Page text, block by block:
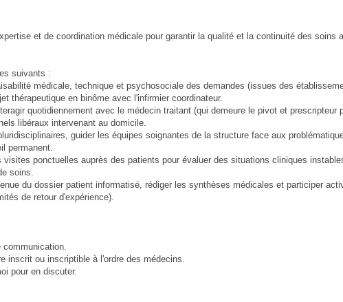
et de coordination médicale pour garantir la qualité et la continuité des soins
suivants :
médicale, technique et psychosociale des demandes (issues des
thérapeutique en binôme avec l'infirmier coordinateur.
quotidiennement avec le médecin traitant (qui demeure le pivot et prescripteur
libéraux intervenant au domicile.
guider les équipes soignantes de la structure face aux
permanent.
ponctuelles auprès des patients pour évaluer des situations cliniques
soins.
du dossier patient informatisé, rédiger les synthèses médicales et participer
de retour d'expérience).
communication.
inscrit ou inscriptible à l'ordre des médecins.
pour en discuter.